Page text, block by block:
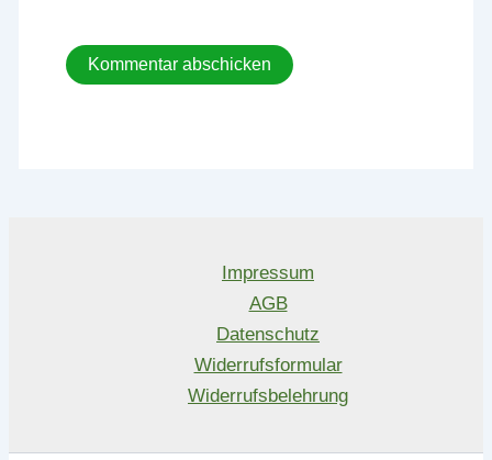
Impressum
AGB
Datenschutz
Widerrufsformular
Widerrufsbelehrung